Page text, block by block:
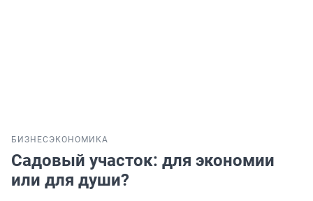
БИЗНЕС ЭКОНОМИКА
Садовый участок: для экономии
или для души?